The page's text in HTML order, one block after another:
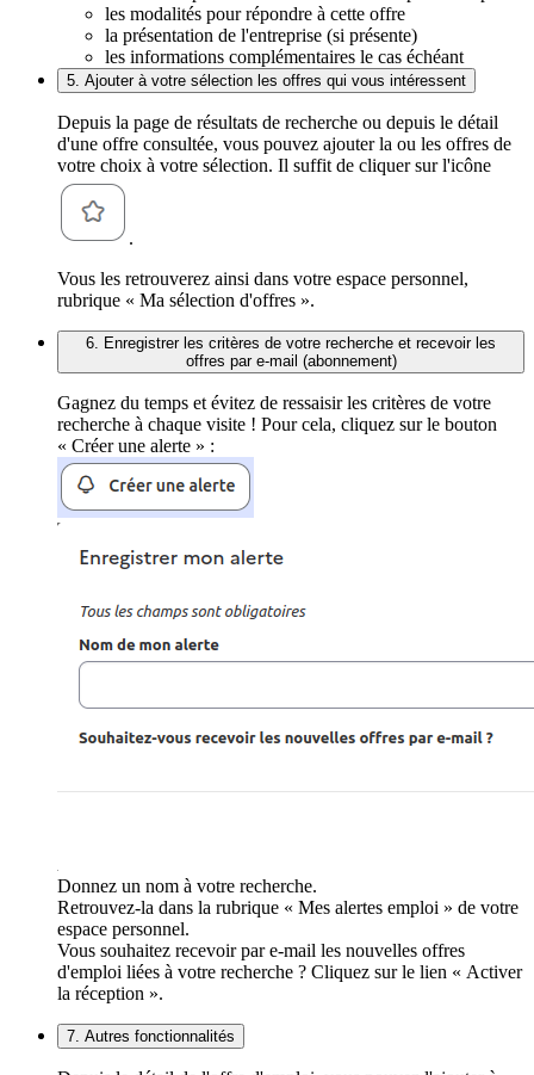
les modalités pour répondre à cette offre
la présentation de l'entreprise (si présente)
les informations complémentaires le cas échéant
5. Ajouter à votre sélection les offres qui vous intéressent
Depuis la page de résultats de recherche ou depuis le détail
d'une offre consultée, vous pouvez ajouter la ou les offres de
votre choix à votre sélection. Il suffit de cliquer sur l'icône
.
Vous les retrouverez ainsi dans votre espace personnel,
rubrique « Ma sélection d'offres ».
6. Enregistrer les critères de votre recherche et recevoir les
offres par e-mail (abonnement)
Gagnez du temps et évitez de ressaisir les critères de votre
recherche à chaque visite ! Pour cela, cliquez sur le bouton
« Créer une alerte » :
Donnez un nom à votre recherche.
Retrouvez-la dans la rubrique « Mes alertes emploi » de votre
espace personnel.
Vous souhaitez recevoir par e-mail les nouvelles offres
d'emploi liées à votre recherche ? Cliquez sur le lien « Activer
la réception ».
7. Autres fonctionnalités